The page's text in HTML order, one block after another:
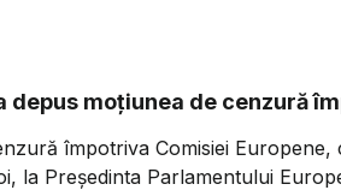
depus moțiunea de cenzură
împotriva Comisiei
la Președinta Parlamentului